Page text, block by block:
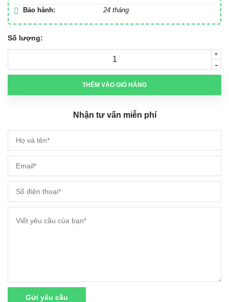
Bảo hành:
24 tháng
Số lượng:
+
-
THÊM VÀO GIỎ HÀNG
Nhận tư vấn miễn phí
Gửi yêu cầu